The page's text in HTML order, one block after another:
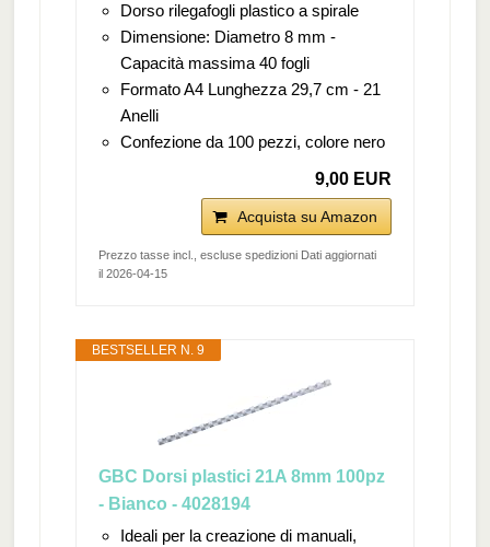
Dorso rilegafogli plastico a spirale
Dimensione: Diametro 8 mm -
Capacità massima 40 fogli
Formato A4 Lunghezza 29,7 cm - 21
Anelli
Confezione da 100 pezzi, colore nero
9,00 EUR
Acquista su Amazon
Prezzo tasse incl., escluse spedizioni Dati aggiornati
il 2026-04-15
BESTSELLER N. 9
GBC Dorsi plastici 21A 8mm 100pz
- Bianco - 4028194
Ideali per la creazione di manuali,